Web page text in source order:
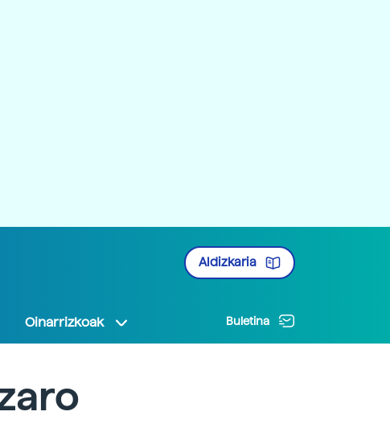
Aldizkaria
Oinarrizkoak Buletina